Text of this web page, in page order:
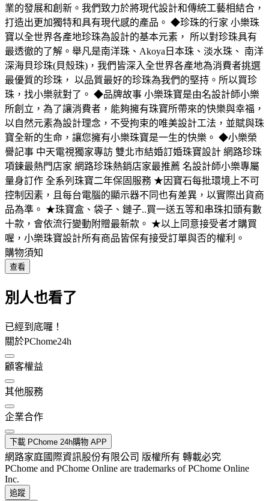
業的發展和創新。我們致力於將現代設計和傳統工藝相結合，
打造出更加獨特和具有現代感的產品。 ◆珍珠的行家 小樂珠
寶以全世界各產地珍珠為設計的基本元素， 所以對珍珠具有
最透徹的了解。舉凡是南洋珠、Akoya日本珠、淡水珠、 南洋
深海貝珍珠(貝殼珠)，我們皆深入全世界各產地為消費者挑選
最優質的珍珠， 以品質最好的珍珠為我們的堅持。所以買珍
珠，找小樂就對了。 ◆品牌故事 小樂珠寶是由名設計師小樂
所創立，為了讓消費者，能夠擁有珠寶所帶來的快樂與幸福，
以自然元素為設計理念，不受拘束的唯美設計工法，並賦與珠
寶全新的生命，讓您擁有小樂珠寶是一生的快樂。 ◆小樂榮
譽記事 中天電視獨家專訪 雙北市結婚訂婚珠寶設計 網路珍珠
項鍊最熱門店家 網路珍珠熱銷店家最推薦 名設計師小樂專屬
量身訂作 全系列珠寶二年保固服務 ★因寶石每批環境上不可
控制因素，且每台電腦的顯示器不同也有差異，以實際出貨商
品為準。 ★珠寶盒、袋子、鏈子..買一送五等和串珠扣頭有數
十款，會依流行變動附贈最新款。 ★以上同意接受者才購買
喔，小樂珠寶設計所有商品皆保有接受訂單與否的權利。
購物須知
查看
別人也看了
已經到底囉！
關於PChome24h
顧客權益
其他服務
企業合作
下載 PChome 24h購物 APP
網路家庭國際資訊股份有限公司 版權所有 轉載必究
PChome and PChome Online are trademarks of PChome Online
Inc.
追蹤